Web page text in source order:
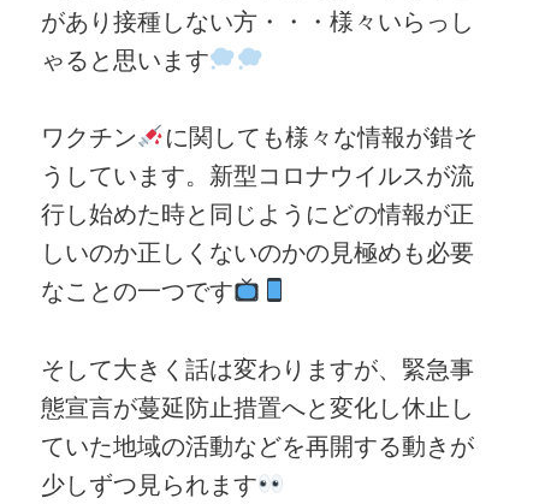
があり接種しない方・・・様々いらっし
ゃると思います
ワクチン
に関しても様々な情報が錯そ
うしています。新型コロナウイルスが流
行し始めた時と同じようにどの情報が正
しいのか正しくないのかの見極めも必要
なことの一つです
そして大きく話は変わりますが、緊急事
態宣言が蔓延防止措置へと変化し休止し
ていた地域の活動などを再開する動きが
少しずつ見られます